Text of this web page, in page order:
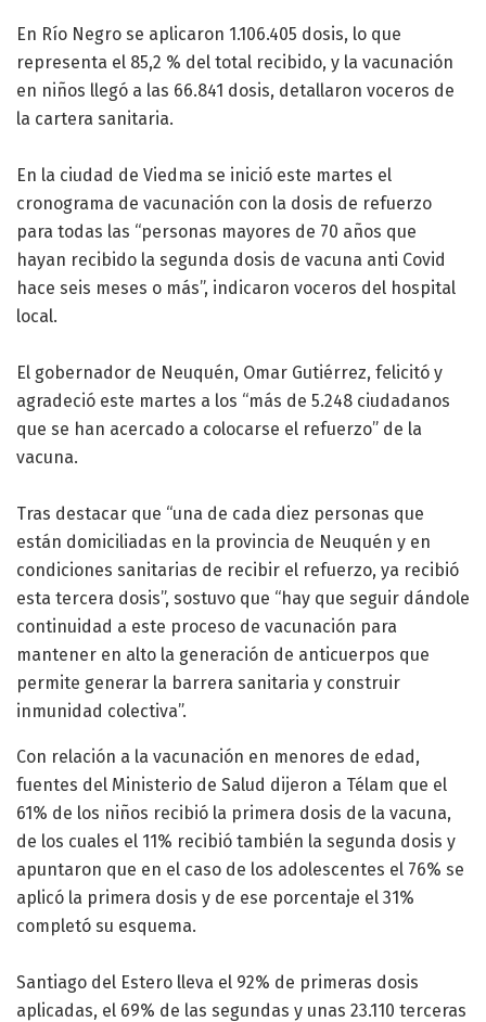
En Río Negro se aplicaron 1.106.405 dosis, lo que
representa el 85,2 % del total recibido, y la vacunación
en niños llegó a las 66.841 dosis, detallaron voceros de
la cartera sanitaria.
En la ciudad de Viedma se inició este martes el
cronograma de vacunación con la dosis de refuerzo
para todas las “personas mayores de 70 años que
hayan recibido la segunda dosis de vacuna anti Covid
hace seis meses o más”, indicaron voceros del hospital
local.
El gobernador de Neuquén, Omar Gutiérrez, felicitó y
agradeció este martes a los “más de 5.248 ciudadanos
que se han acercado a colocarse el refuerzo” de la
vacuna.
Tras destacar que “una de cada diez personas que
están domiciliadas en la provincia de Neuquén y en
condiciones sanitarias de recibir el refuerzo, ya recibió
esta tercera dosis”, sostuvo que “hay que seguir dándole
continuidad a este proceso de vacunación para
mantener en alto la generación de anticuerpos que
permite generar la barrera sanitaria y construir
inmunidad colectiva”.
Con relación a la vacunación en menores de edad,
fuentes del Ministerio de Salud dijeron a Télam que el
61% de los niños recibió la primera dosis de la vacuna,
de los cuales el 11% recibió también la segunda dosis y
apuntaron que en el caso de los adolescentes el 76% se
aplicó la primera dosis y de ese porcentaje el 31%
completó su esquema.
Santiago del Estero lleva el 92% de primeras dosis
aplicadas, el 69% de las segundas y unas 23.110 terceras